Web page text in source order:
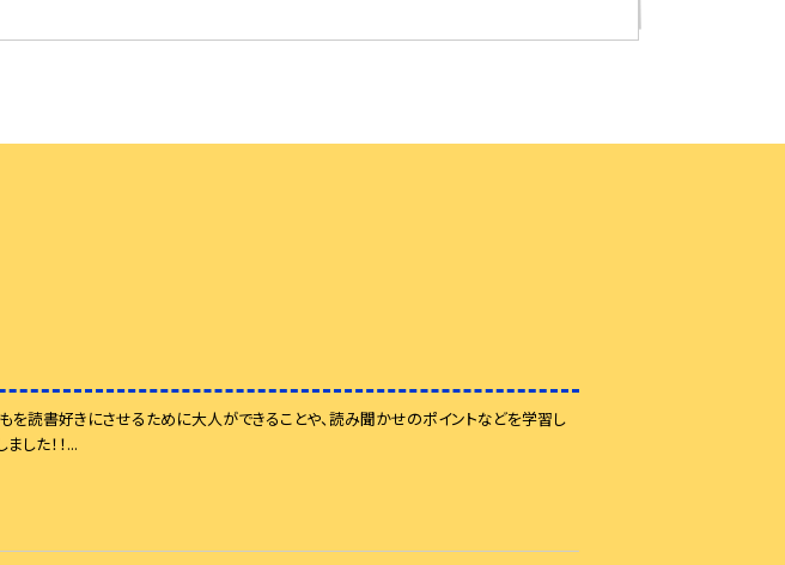
読書好きにさせるために大人ができることや、読み聞かせのポイントなどを学習し
した！！...